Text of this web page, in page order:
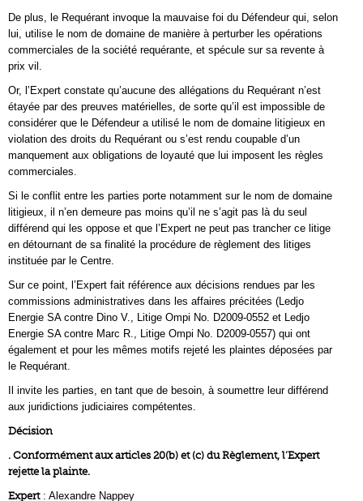
De plus, le Requérant invoque la mauvaise foi du Défendeur qui, selon
lui, utilise le nom de domaine de manière à perturber les opérations
commerciales de la société requérante, et spécule sur sa revente à
prix vil.
Or, l’Expert constate qu’aucune des allégations du Requérant n’est
étayée par des preuves matérielles, de sorte qu’il est impossible de
considérer que le Défendeur a utilisé le nom de domaine litigieux en
violation des droits du Requérant ou s’est rendu coupable d’un
manquement aux obligations de loyauté que lui imposent les règles
commerciales.
Si le conflit entre les parties porte notamment sur le nom de domaine
litigieux, il n’en demeure pas moins qu’il ne s’agit pas là du seul
différend qui les oppose et que l’Expert ne peut pas trancher ce litige
en détournant de sa finalité la procédure de règlement des litiges
instituée par le Centre.
Sur ce point, l’Expert fait référence aux décisions rendues par les
commissions administratives dans les affaires précitées (Ledjo
Energie SA contre Dino V., Litige Ompi No. D2009-0552 et Ledjo
Energie SA contre Marc R., Litige Ompi No. D2009-0557) qui ont
également et pour les mêmes motifs rejeté les plaintes déposées par
le Requérant.
Il invite les parties, en tant que de besoin, à soumettre leur différend
aux juridictions judiciaires compétentes.
Décision
. Conformément aux articles 20(b) et (c) du Règlement, l’Expert
rejette la plainte.
Expert: Alexandre Nappey